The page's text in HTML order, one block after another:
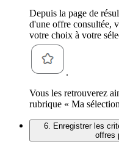
Depuis la page de
d'une offre consultée,
votre choix à votre
.
Vous les retrouverez
rubrique « Ma
6. Enregistrer les
offres